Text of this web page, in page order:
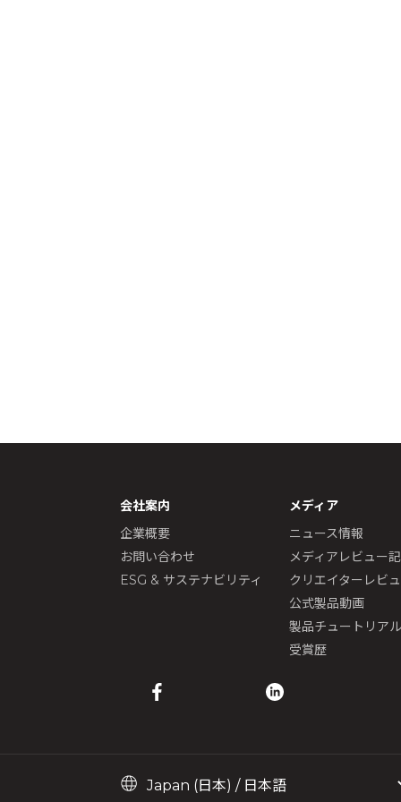
会社案内
企業概要
お問い合わせ
ESG & サステナビリティ
メディア
ニュース情報
メディアレビュー
クリエイターレビ
公式製品動画
製品チュートリア
受賞歴